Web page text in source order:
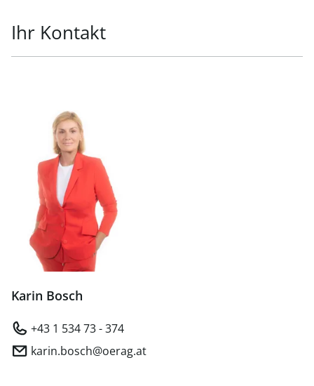
Ihr Kontakt
Karin Bosch
+43 1 534 73 - 374
karin.bosch@oerag.at